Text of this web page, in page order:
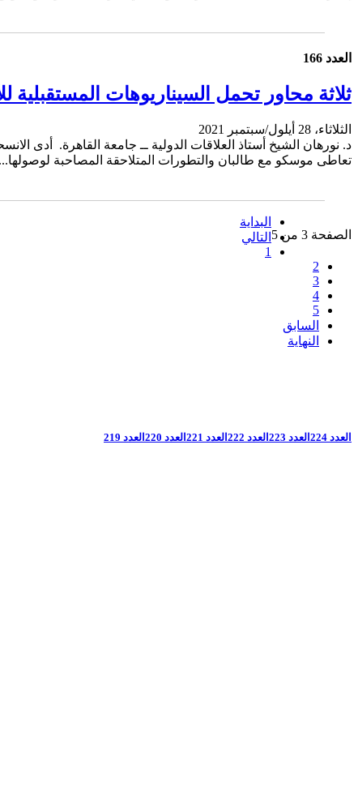
العدد 166
ثلاثة محاور تحمل السيناريوهات المستقبلية
الثلاثاء، 28 أيلول/سبتمبر 2021
د. نورهان الشيخ أستاذ العلاقات الدولية ــ جامعة القاهرة. أدى
تعاطى موسكو مع طالبان والتطورات المتلاحقة المصاحبة لوصولها...
الصفحة 3 من 5
البداية
التالي
1
2
3
4
5
السابق
النهاية
العدد 224 العدد 223 العدد 222 العدد 221 العدد 220 العدد 219